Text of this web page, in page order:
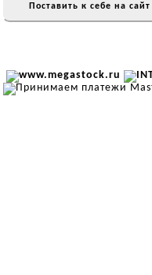
Поставить к себе на сайт